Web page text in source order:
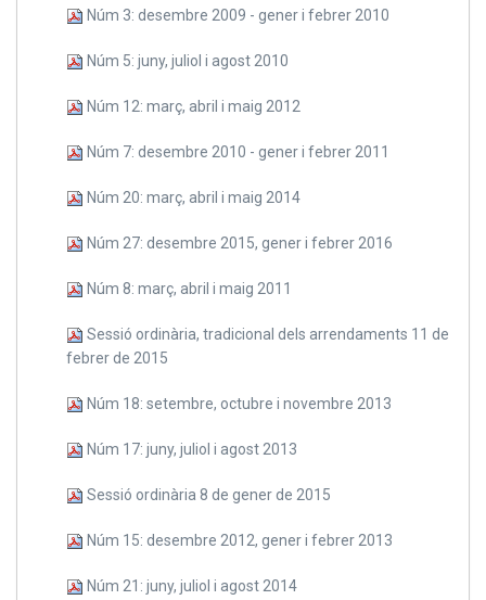
Núm 3: desembre 2009 - gener i febrer 2010
Núm 5: juny, juliol i agost 2010
Núm 12: març, abril i maig 2012
Núm 7: desembre 2010 - gener i febrer 2011
Núm 20: març, abril i maig 2014
Núm 27: desembre 2015, gener i febrer 2016
Núm 8: març, abril i maig 2011
Sessió ordinària, tradicional dels arrendaments 11 de
febrer de 2015
Núm 18: setembre, octubre i novembre 2013
Núm 17: juny, juliol i agost 2013
Sessió ordinària 8 de gener de 2015
Núm 15: desembre 2012, gener i febrer 2013
Núm 21: juny, juliol i agost 2014